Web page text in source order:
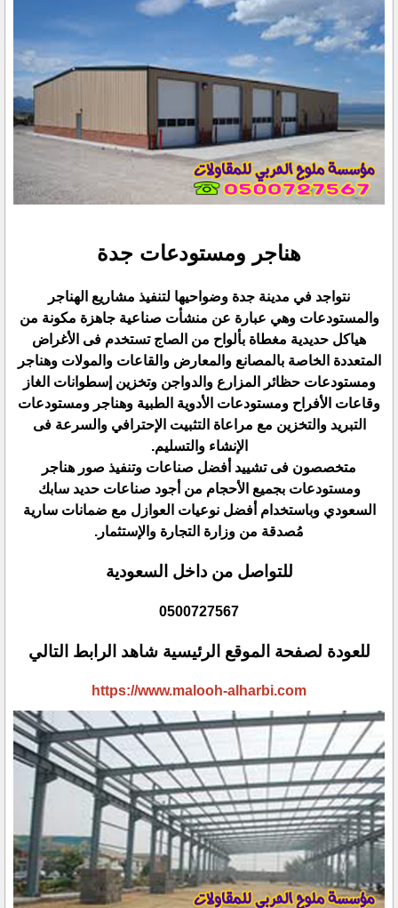
هناجر ومستودعات جدة
نتواجد في مدينة جدة وضواحيها لتنفيذ مشاريع الهناجر
والمستودعات وهي عبارة عن منشأت صناعية جاهزة مكونة من
‏هياكل حديدية مغطاة بألواح من الصاج تستخدم فى الأغراض
المتعددة الخاصة بالمصانع والمعارض والقاعات والمولات ‏وهناجر
ومستودعات حظائر المزارع والدواجن وتخزين إسطوانات الغاز
وقاعات الأفراح ومستودعات الأدوية الطبية ‏وهناجر ومستودعات
التبريد والتخزين مع مراعاة التثبيت الإحترافي والسرعة فى
الإنشاء والتسليم.‏
متخصصون فى تشييد أفضل صناعات وتنفيذ صور هناجر
ومستودعات بجميع الأحجام من أجود صناعات حديد سابك
‏السعودي وباستخدام أفضل نوعيات العوازل مع ضمانات سارية
مُصدقة من وزارة التجارة والإستثمار.‏
للتواصل من داخل السعودية
‎0500727567‎
للعودة لصفحة الموقع الرئيسية شاهد الرابط التالي
https://www.malooh-alharbi.com